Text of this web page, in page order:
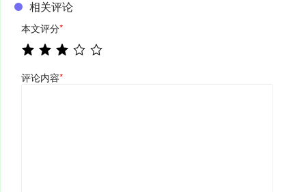
相关评论
本文评分*
评论内容*